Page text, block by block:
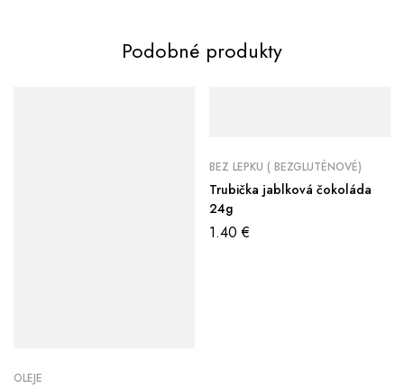
Podobné produkty
OLEJE
BEZ LEPKU ( BEZGLUTÉNOVÉ)
Trubička jablková čokoláda
24g
1.40€